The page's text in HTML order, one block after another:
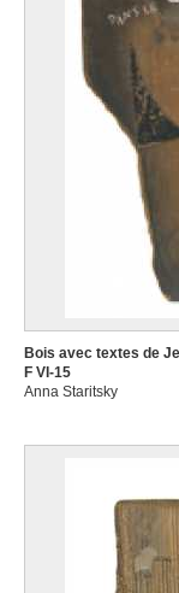
Bois avec textes de
F VI-15
Anna Staritsky